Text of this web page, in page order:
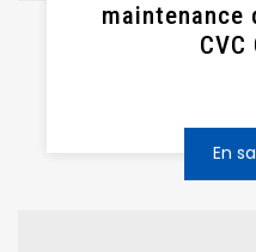
maintenance
CVC
En